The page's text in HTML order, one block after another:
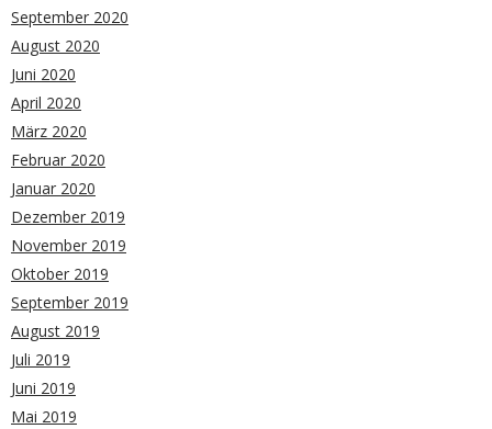
September 2020
August 2020
Juni 2020
April 2020
März 2020
Februar 2020
Januar 2020
Dezember 2019
November 2019
Oktober 2019
September 2019
August 2019
Juli 2019
Juni 2019
Mai 2019